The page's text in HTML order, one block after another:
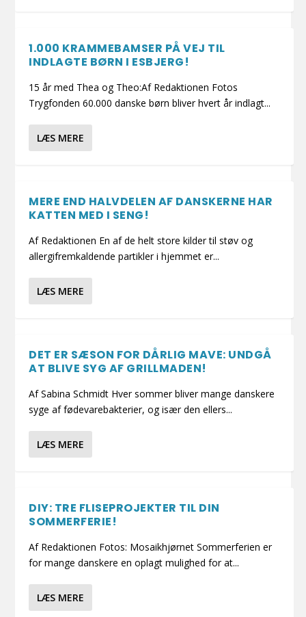
1.000 KRAMMEBAMSER PÅ VEJ TIL
INDLAGTE BØRN I ESBJERG!
15 år med Thea og Theo:Af Redaktionen Fotos
Trygfonden 60.000 danske børn bliver hvert år indlagt...
LÆS MERE
MERE END HALVDELEN AF DANSKERNE HAR
KATTEN MED I SENG!
Af Redaktionen En af de helt store kilder til støv og
allergifremkaldende partikler i hjemmet er...
LÆS MERE
DET ER SÆSON FOR DÅRLIG MAVE: UNDGÅ
AT BLIVE SYG AF GRILLMADEN!
Af Sabina Schmidt Hver sommer bliver mange danskere
syge af fødevarebakterier, og især den ellers...
LÆS MERE
DIY: TRE FLISEPROJEKTER TIL DIN
SOMMERFERIE!
Af Redaktionen Fotos: Mosaikhjørnet Sommerferien er
for mange danskere en oplagt mulighed for at...
LÆS MERE